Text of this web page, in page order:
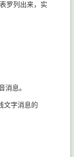
罗列出来，实
消息。
文字消息的